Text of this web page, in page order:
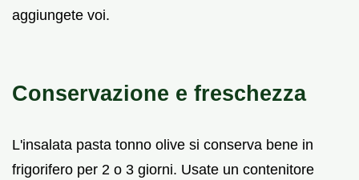
aggiungete voi.
Conservazione e freschezza
L'insalata pasta tonno olive si conserva bene in
frigorifero per 2 o 3 giorni. Usate un contenitore